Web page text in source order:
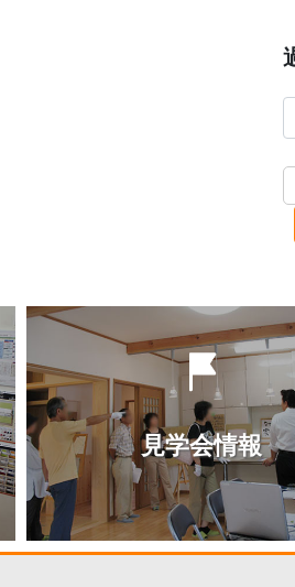
見学会情報